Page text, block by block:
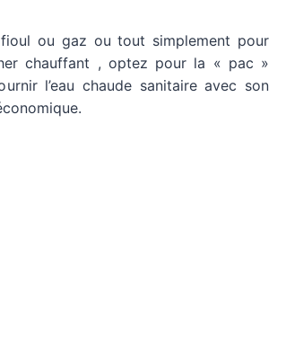
ou gaz ou tout simplement pour
chauffant , optez pour la « pac »
l’eau chaude sanitaire avec son